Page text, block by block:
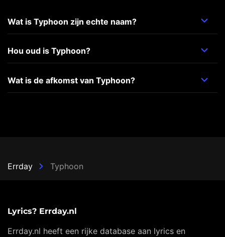
Wat is Typhoon zijn echte naam?
Hou oud is Typhoon?
Wat is de afkomst van Typhoon?
Errday Typhoon
Lyrics? Errday.nl
Errday.nl heeft een rijke database aan lyrics en